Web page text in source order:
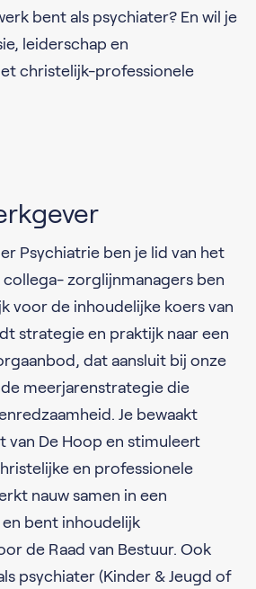
bent als psychiater? En wil je
leiderschap en
christelijk-professionele
Psychiatrie ben je lid van het
collega- zorglijnmanagers ben
voor de inhoudelijke koers van
strategie en praktijk naar een
dat aansluit bij onze
de meerjarenstrategie die
Je bewaakt
van De Hoop en stimuleert
en professionele
nauw samen in een
bent inhoudelijk
de Raad van Bestuur. Ook
psychiater (Kinder & Jeugd of